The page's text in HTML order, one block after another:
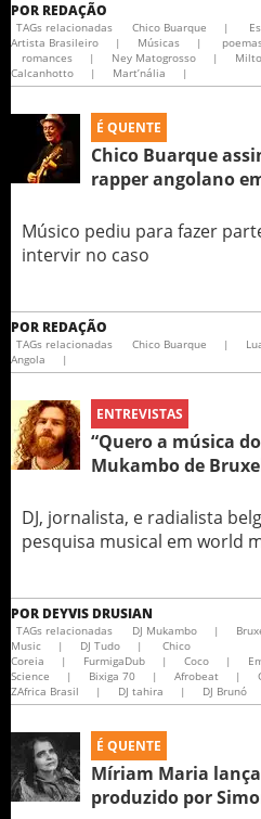
POR REDAÇÃO
TAGs relacionadas Chico Buarque |
Artista Brasileiro
| Músicas |
romances
| Ney Matogrosso |
Calcanhotto
| Mart’nália |
É QUENTE
Chico Buarque
rapper angolano
Músico pediu para fazer
intervir no caso
POR REDAÇÃO
TAGs relacionadas Chico Buarque |
Angola
|
ENTREVISTAS
“Quero a música
Mukambo de
DJ, jornalista, e radialista
pesquisa musical em world
POR DEYVIS DRUSIAN
TAGs relacionadas DJ Mukambo |
Music
| DJ Tudo |
Chico
Coreia
| FurmigaDub | Coco |
Science
| Bixiga 70 | Afrobeat |
ZAfrica Brasil
| DJ tahira | DJ Brunó
É QUENTE
Míriam Maria
produzido por